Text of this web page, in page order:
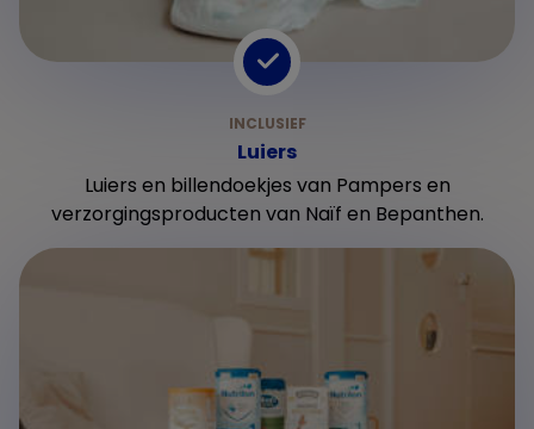
Luiers
Luiers en billendoekjes van Pampers en
verzorgingsproducten van Naïf en Bepanthen.